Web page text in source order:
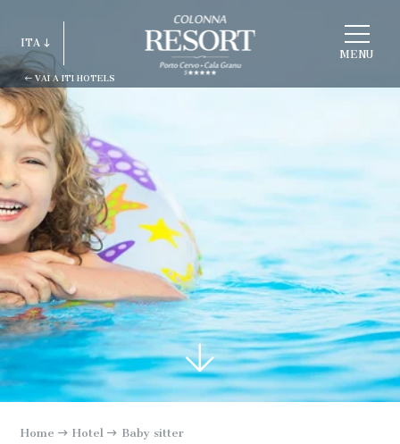
MENU
VAI A ITI HOTELS
ITA
ITA
ENG
FRA
DEU
ESP
RUS
Home Hotel Baby sitter